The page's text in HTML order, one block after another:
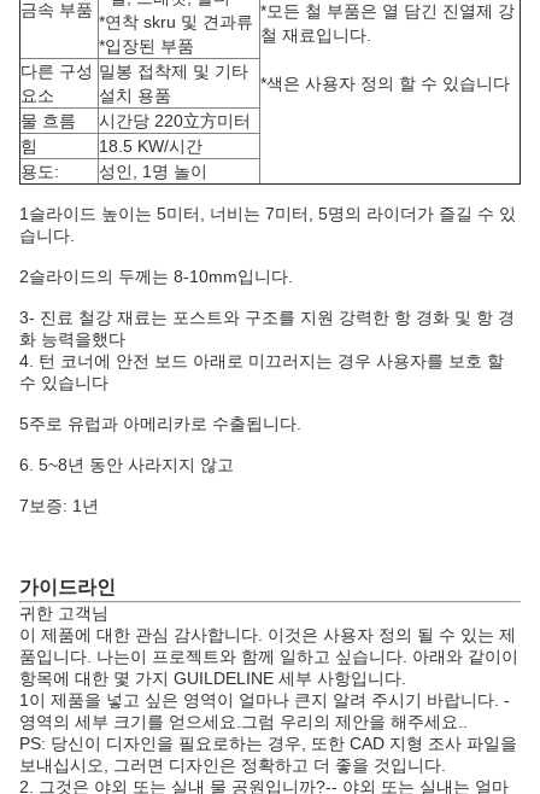
*모든 철 부품은 열 담긴 진열제 강
철 재료입니다.
*색은 사용자 정의 할 수 있습니다
금속 부품
*연착 skru 및 견과류
*입장된 부품
다른 구성
요소
밀봉 접착제 및 기타
설치 용품
물 흐름
시간당 220立方미터
힘
18.5 KW/시간
용도:
성인, 1명 놀이
1슬라이드 높이는 5미터, 너비는 7미터, 5명의 라이더가 즐길 수 있
습니다.
2슬라이드의 두께는 8-10mm입니다.
3- 진료 철강 재료는 포스트와 구조를 지원 강력한 항 경화 및 항 경
화 능력을했다
4. 턴 코너에 안전 보드 아래로 미끄러지는 경우 사용자를 보호 할
수 있습니다
5주로 유럽과 아메리카로 수출됩니다.
6. 5~8년 동안 사라지지 않고
7보증: 1년
가이드라인
귀한 고객님
이 제품에 대한 관심 감사합니다. 이것은 사용자 정의 될 수 있는 제
품입니다. 나는이 프로젝트와 함께 일하고 싶습니다. 아래와 같이이
항목에 대한 몇 가지 GUILDELINE 세부 사항입니다.
1이 제품을 넣고 싶은 영역이 얼마나 큰지 알려 주시기 바랍니다. -
영역의 세부 크기를 얻으세요.그럼 우리의 제안을 해주세요..
PS: 당신이 디자인을 필요로하는 경우, 또한 CAD 지형 조사 파일을
보내십시오, 그러면 디자인은 정확하고 더 좋을 것입니다.
2. 그것은 야외 또는 실내 물 공원입니까?-- 야외 또는 실내는 얼마